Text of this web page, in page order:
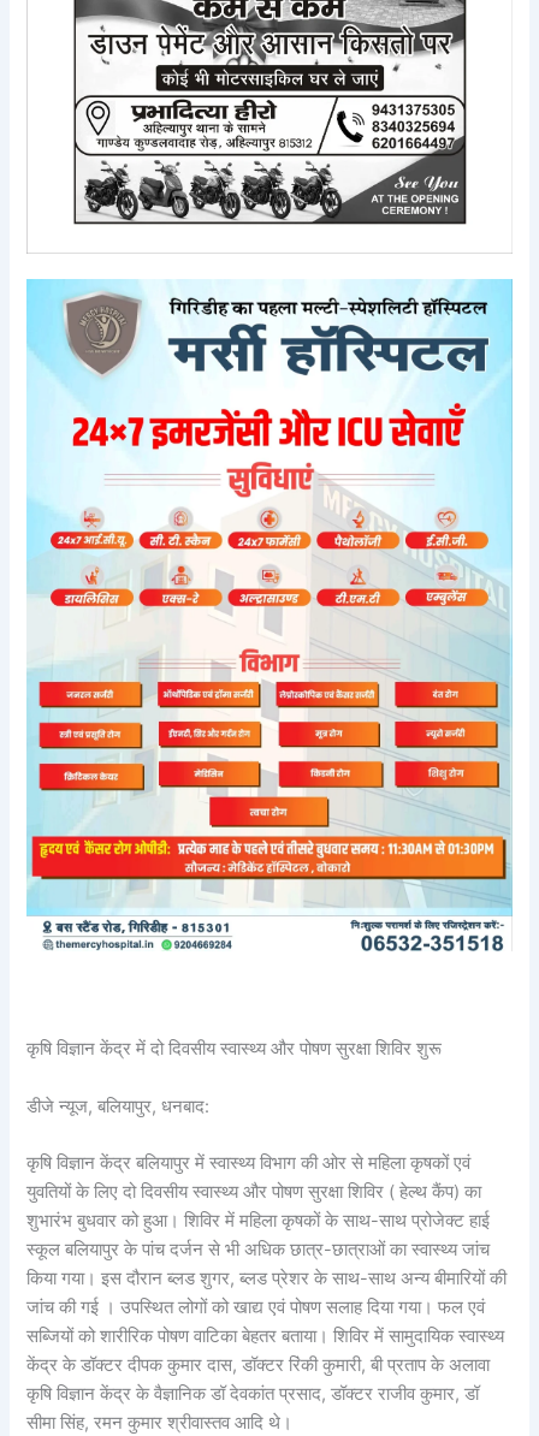
कृषि विज्ञान केंद्र में दो दिवसीय स्वास्थ्य और पोषण सुरक्षा शिविर शुरू
डीजे न्यूज, बलियापुर, धनबाद:
कृषि विज्ञान केंद्र बलियापुर में स्वास्थ्य विभाग की ओर से महिला कृषकों एवं
युवतियों के लिए दो दिवसीय स्वास्थ्य और पोषण सुरक्षा शिविर ( हेल्थ कैंप) का
शुभारंभ बुधवार को हुआ। शिविर में महिला कृषकों के साथ-साथ प्रोजेक्ट हाई
स्कूल बलियापुर के पांच दर्जन से भी अधिक छात्र-छात्राओं का स्वास्थ्य जांच
किया गया। इस दौरान ब्लड शुगर, ब्लड प्रेशर के साथ-साथ अन्य बीमारियों की
जांच की गई । उपस्थित लोगों को खाद्य एवं पोषण सलाह दिया गया। फल एवं
सब्जियों को शारीरिक पोषण वाटिका बेहतर बताया। शिविर में सामुदायिक स्वास्थ्य
केंद्र के डॉक्टर दीपक कुमार दास, डॉक्टर रिंकी कुमारी, बी प्रताप के अलावा
कृषि विज्ञान केंद्र के वैज्ञानिक डॉ देवकांत प्रसाद, डॉक्टर राजीव कुमार, डॉ
सीमा सिंह, रमन कुमार श्रीवास्तव आदि थे।